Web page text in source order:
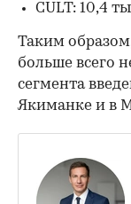
CULT: 10,4
Таким
больше всего
сегмента
Якиманке и в